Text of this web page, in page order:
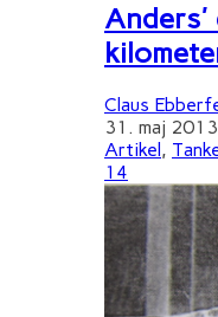
Anders'
Claus
31. maj 2013
Artikel ,
14